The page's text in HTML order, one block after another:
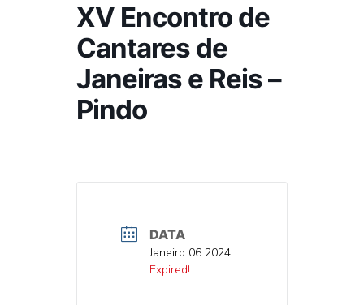
XV Encontro de
Cantares de
Janeiras e Reis –
Pindo
DATA
DATAJaneiro 06 2024
DATAExpired!